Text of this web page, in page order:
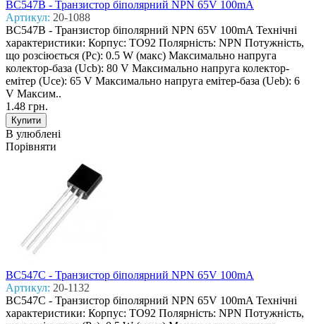
BC547B - Транзистор біполярний NPN 65V 100mA
Артикул: 20-1088
BC547B - Транзистор біполярний NPN 65V 100mA Технічні
характеристики: Корпус: TO92 Полярність: NPN Потужність,
що розсіюється (Pc): 0.5 W (макс) Макcимально напруга
колектор-база (Ucb): 80 V Макcимально напруга колектор-
емітер (Uce): 65 V Макcимально напруга емітер-база (Ueb): 6
V Макcим..
1.48 грн.
В улюблені
Порівняти
BC547C - Транзистор біполярний NPN 65V 100mA
Артикул: 20-1132
BC547C - Транзистор біполярний NPN 65V 100mA Технічні
характеристики: Корпус: TO92 Полярність: NPN Потужність,